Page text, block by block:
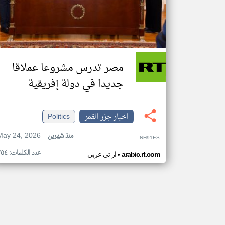
مصر تدرس مشروعا عملاقا
جديدا في دولة إفريقية
اخبار جزر القمر
Politics
24, 2026
منذ شهرين NH91ES
ار تي عربي• arabic.rt.com عدد الكلمات: ٢٥٤